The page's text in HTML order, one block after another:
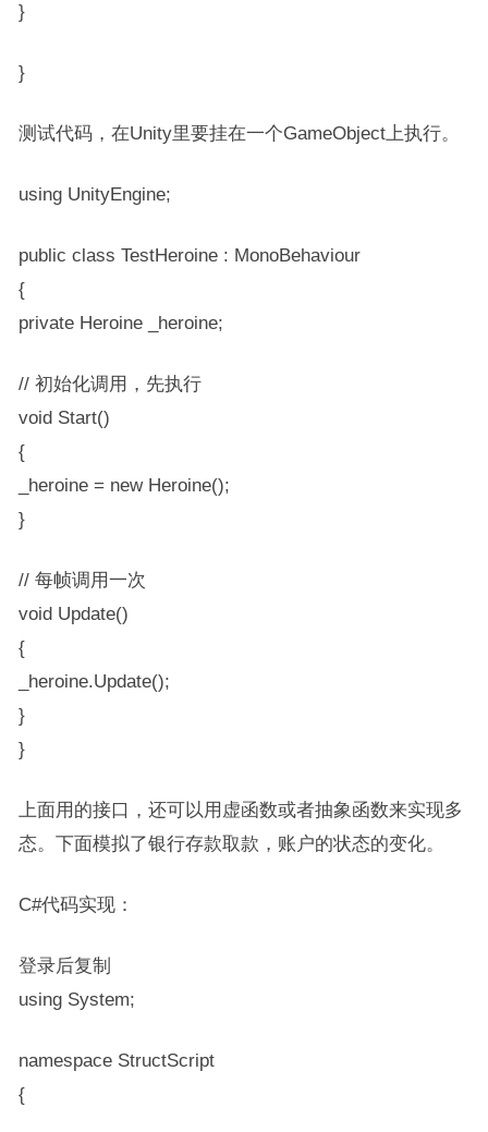
}
}
测试代码，在Unity里要挂在一个GameObject上执行。
using UnityEngine;
public class TestHeroine : MonoBehaviour
{
private Heroine _heroine;
// 初始化调用，先执行
void Start()
{
_heroine = new Heroine();
}
// 每帧调用一次
void Update()
{
_heroine.Update();
}
}
上面用的接口，还可以用虚函数或者抽象函数来实现多
态。下面模拟了银行存款取款，账户的状态的变化。
C#代码实现：
登录后复制
using System;
namespace StructScript
{